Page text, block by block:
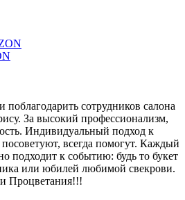
сотрудников салона
За высокий профессионализм,
Индивидуальный подход к
всегда помогут. Каждый
подходит к событию: будь то букет
или юбилей любимой свекрови.
Процветания!!!